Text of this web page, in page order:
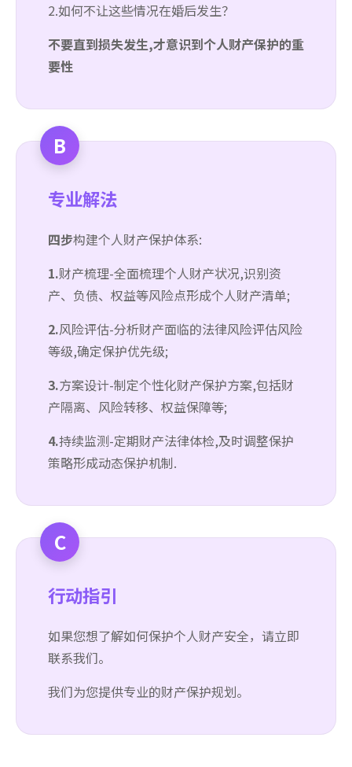
2.如何不让这些情况在婚后发生？
不要直到损失发生,才意识到个人财产保护的重
要性
B
专业解法
四步构建个人财产保护体系:
1.财产梳理-全面梳理个人财产状况,识别资
产、负债、权益等风险点形成个人财产清单;
2.风险评估-分析财产面临的法律风险评估风险
等级,确定保护优先级;
3.方案设计-制定个性化财产保护方案,包括财
产隔离、风险转移、权益保障等;
4.持续监测-定期财产法律体检,及时调整保护
策略形成动态保护机制.
C
行动指引
如果您想了解如何保护个人财产安全，请立即
联系我们。
我们为您提供专业的财产保护规划。